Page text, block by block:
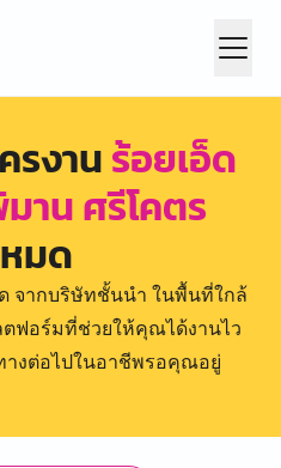
รงานร้อยเอ็ด
าน ศรีโคตร
มด
จากบริษัทชั้นนำ ในพื้นที่ใกล้
ฟอร์มที่ช่วยให้คุณได้งานไว
างต่อไปในอาชีพรอคุณอยู่